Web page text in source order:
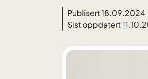
Publisert 18.09.2024
Sist oppdatert